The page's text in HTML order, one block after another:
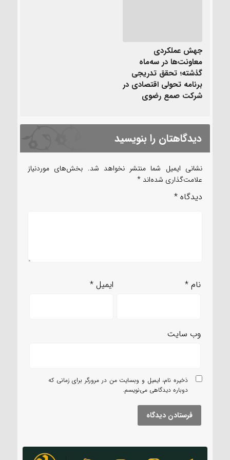
جهش عملکردی
معاونت‌ها در سه‌ماه
گذشته؛ تحقق تدریجی
برنامه تحولی اقتصادی در
شرکت صمع رضوی
دیدگاهتان را بنویسید
نشانی ایمیل شما منتشر نخواهد شد. بخش‌های موردنیاز
علامت‌گذاری شده‌اند *
دیدگاه *
نام* ایمیل*
وب‌ سایت
ذخیره نام، ایمیل و وبسایت من در مرورگر برای زمانی که
دوباره دیدگاهی می‌نویسم.